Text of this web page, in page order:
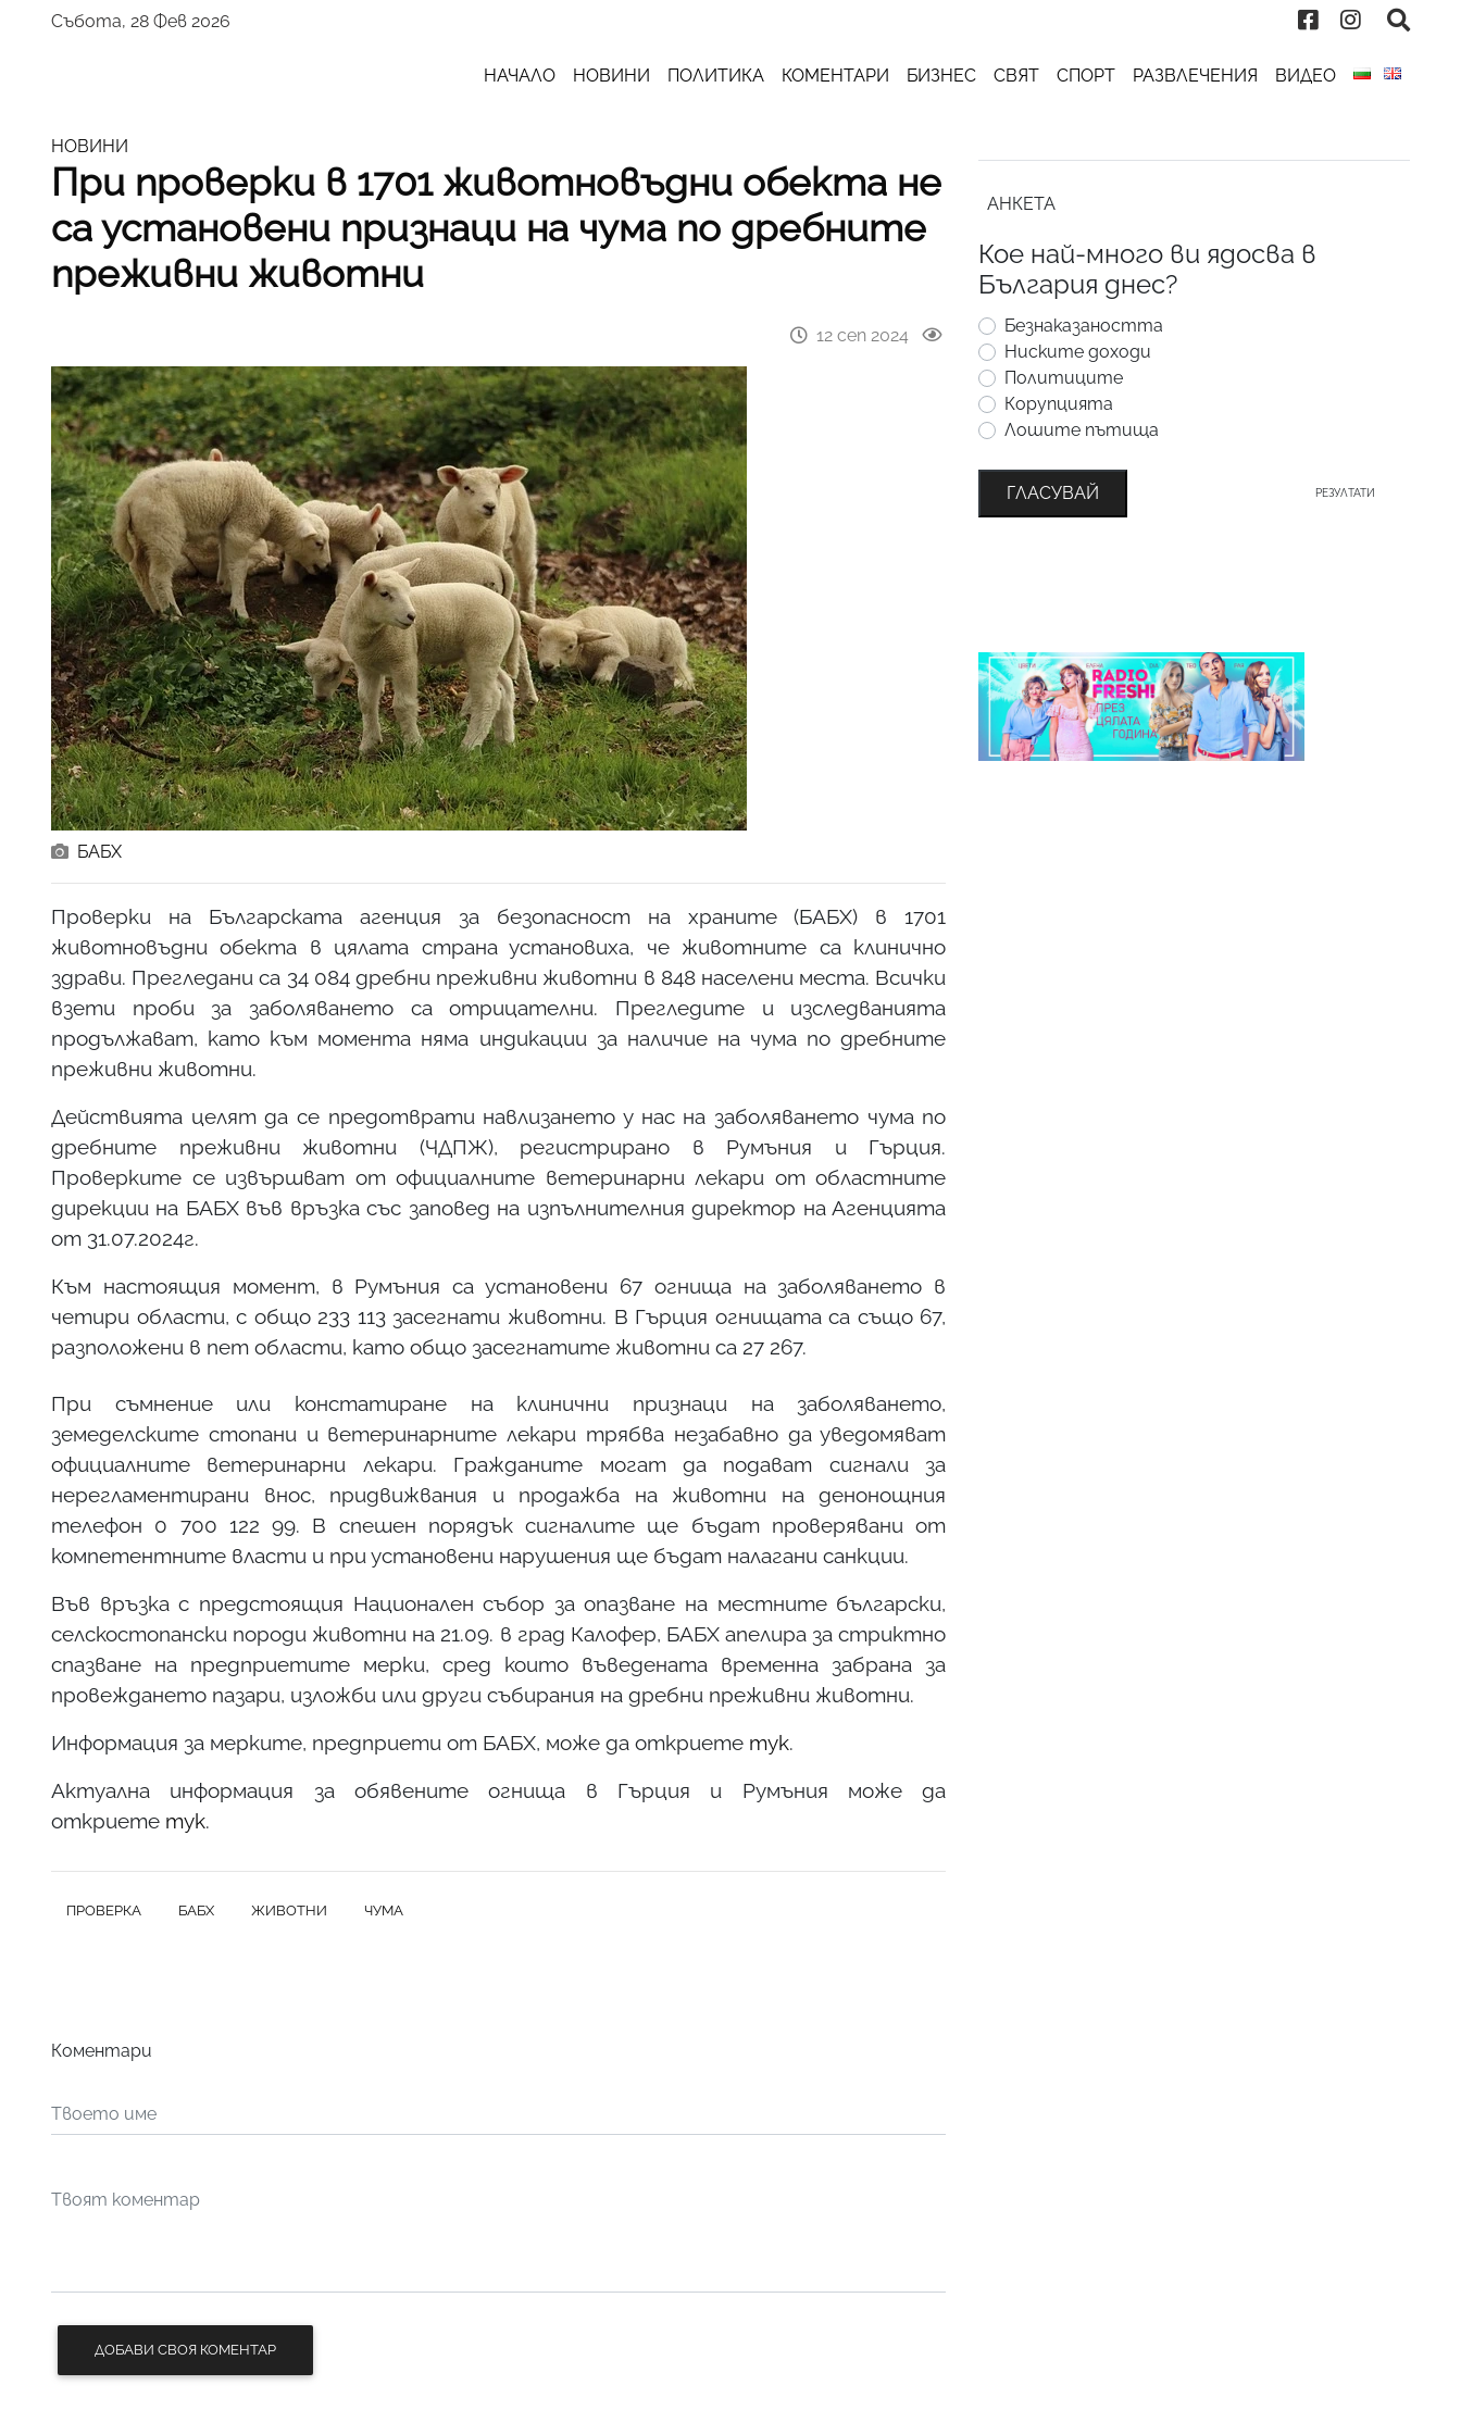
Събота, 28 Фев 2026
НАЧАЛО НОВИНИ ПОЛИТИКА КОМЕНТАРИ БИЗНЕС СВЯТ СПОРТ РАЗВЛЕЧЕНИЯ ВИДЕО
НОВИНИ
При проверки в 1701 животновъдни обекта не
са установени признаци на чума по дребните
преживни животни
12 сеп 2024
БАБХ
Проверки на Българската агенция за безопасност на храните (БАБХ) в 1701
животновъдни обекта в цялата страна установиха, че животните са клинично
здрави. Прегледани са 34 084 дребни преживни животни в 848 населени места. Всички
взети проби за заболяването са отрицателни. Прегледите и изследванията
продължават, като към момента няма индикации за наличие на чума по дребните
преживни животни.
Действията целят да се предотврати навлизането у нас на заболяването чума по
дребните преживни животни (ЧДПЖ), регистрирано в Румъния и Гърция.
Проверките се извършват от официалните ветеринарни лекари от областните
дирекции на БАБХ във връзка със заповед на изпълнителния директор на Агенцията
от 31.07.2024г.
Към настоящия момент, в Румъния са установени 67 огнища на заболяването в
четири области, с общо 233 113 засегнати животни. В Гърция огнищата са също 67,
разположени в пет области, като общо засегнатите животни са 27 267.
При съмнение или констатиране на клинични признаци на заболяването,
земеделските стопани и ветеринарните лекари трябва незабавно да уведомяват
официалните ветеринарни лекари. Гражданите могат да подават сигнали за
нерегламентирани внос, придвижвания и продажба на животни на денонощния
телефон 0 700 122 99. В спешен порядък сигналите ще бъдат проверявани от
компетентните власти и при установени нарушения ще бъдат налагани санкции.
Във връзка с предстоящия Национален събор за опазване на местните български,
селскостопански породи животни на 21.09. в град Калофер, БАБХ апелира за стриктно
спазване на предприетите мерки, сред които въведената временна забрана за
провеждането пазари, изложби или други събирания на дребни преживни животни.
Информация за мерките, предприети от БАБХ, може да откриете тук.
Актуална информация за обявените огнища в Гърция и Румъния може да
откриете тук.
ПРОВЕРКА БАБХ ЖИВОТНИ ЧУМА
Коментари
ДОБАВИ СВОЯ КОМЕНТАР
АНКЕТА
Кое най-много ви ядосва в
България днес?
Безнаказаността
Ниските доходи
Политиците
Корупцията
Лошите пътища
ГЛАСУВАЙ РЕЗУЛТАТИ